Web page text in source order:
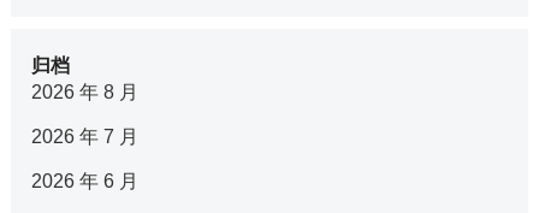
归档
2026 年 8 月
2026 年 7 月
2026 年 6 月